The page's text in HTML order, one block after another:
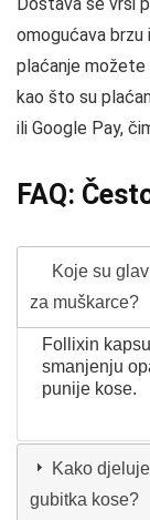
omogućava brzu
plaćanje možete
kao što su
ili Google Pay,
FAQ:
Koje su
za muškarce?
Follixin
smanjenju
punije kose.
Kako
gubitka kose?